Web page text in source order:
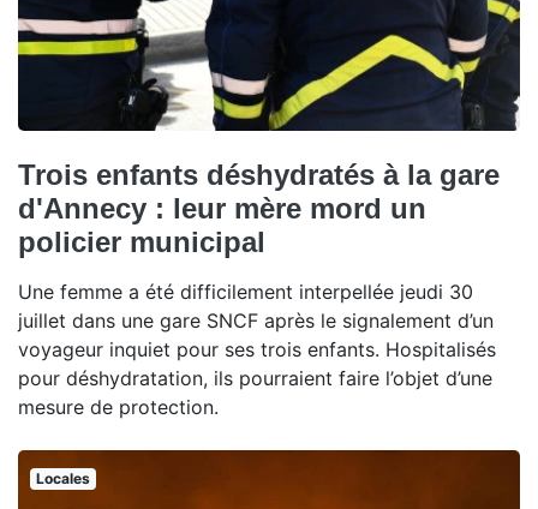
Trois enfants déshydratés à la gare
d'Annecy : leur mère mord un
policier municipal
Une femme a été difficilement interpellée jeudi 30
juillet dans une gare SNCF après le signalement d’un
voyageur inquiet pour ses trois enfants. Hospitalisés
pour déshydratation, ils pourraient faire l’objet d’une
mesure de protection.
Locales